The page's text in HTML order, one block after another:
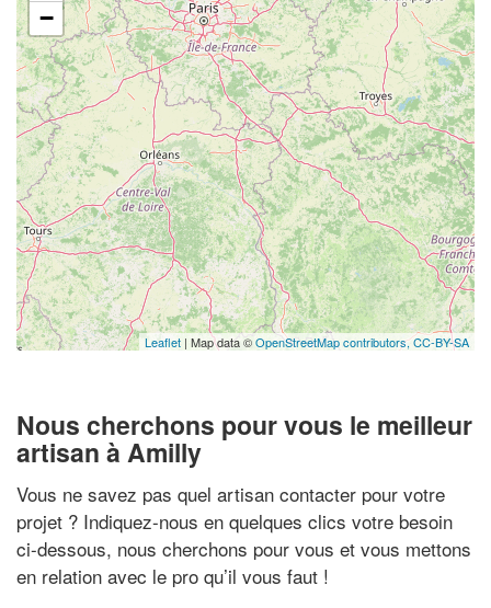
−
Leaflet | Map data ©OpenStreetMap contributors,CC-BY-SA
Nous cherchons pour vous le meilleur
artisan à Amilly
Vous ne savez pas quel artisan contacter pour votre
projet ? Indiquez-nous en quelques clics votre besoin
ci-dessous, nous cherchons pour vous et vous mettons
en relation avec le pro qu’il vous faut !